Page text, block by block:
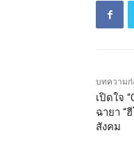
บทความ
เปิดใจ
ฉายา “
สังคม